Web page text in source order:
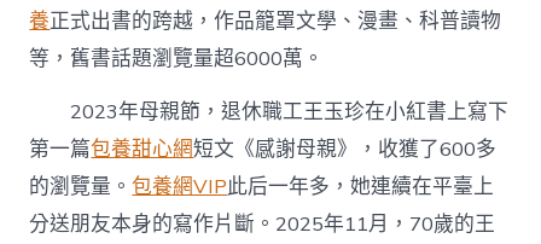
養正式出書的跨越，作品籠罩文學、漫畫、科普讀物
等，舊書話題瀏覽量超6000萬。
2023年母親節，退休職工王玉珍在小紅書上寫下
第一篇包養甜心網短文《感謝母親》，收獲了600多
的瀏覽量。包養網VIP此后一年多，她連續在平臺上
分送朋友本身的寫作片斷。2025年11月，70歲的王